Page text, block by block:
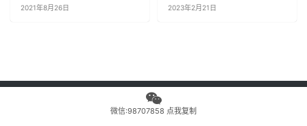
2021年8月26日 2023年2月21日
Copyright © 2010-2018 NOOB 版权所有 Powered by noobwatches
微信:98707858 点我复制